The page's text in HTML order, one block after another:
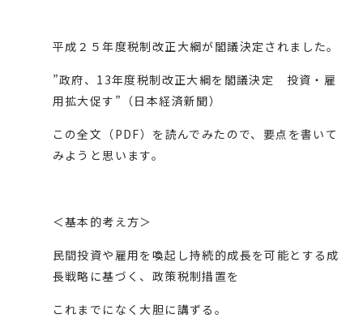
平成２５年度税制改正大綱が閣議決定されました。
”政府、13年度税制改正大綱を閣議決定 投資・雇
用拡大促す”（日本経済新聞）
この全文 （PDF）を読んでみたので、要点を書いて
みようと思います。
＜基本的考え方＞
民間投資や雇用を喚起し持続的成長を可能とする成
長戦略に基づく、政策税制措置を
これまでになく大胆に講ずる。